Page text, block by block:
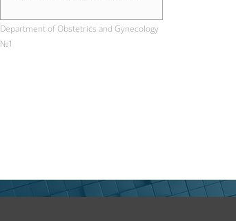
Department of Obstetrics and Gynecology
№1